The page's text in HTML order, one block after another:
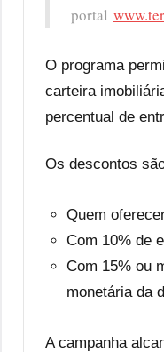
portal
O programa
carteira
percentual de
Os descontos
Quem
Com 10% de
Com 15% ou
monetária da
A campanha